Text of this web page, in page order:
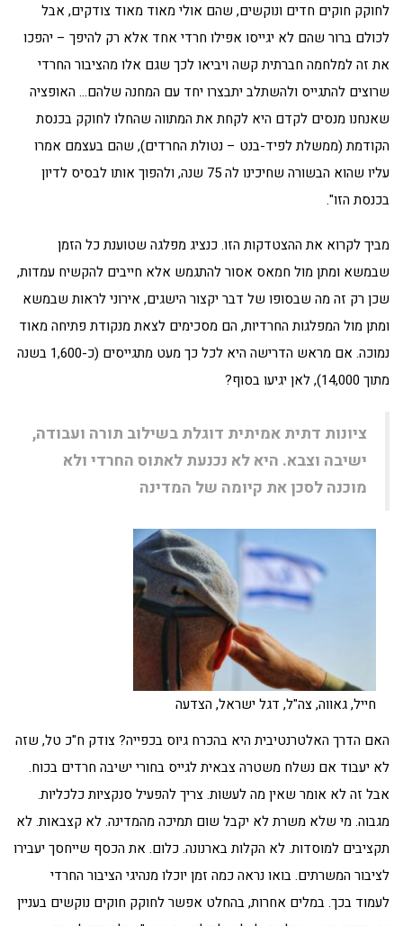
לחוקק חוקים חדים ונוקשים, שהם אולי מאוד מאוד צודקים, אבל
לכולם ברור שהם לא יגייסו אפילו חרדי אחד אלא רק להיפך – יהפכו
את זה למלחמה חברתית קשה ויביאו לכך שגם אלו מהציבור החרדי
שרוצים להתגייס ולהשתלב יתבצרו יחד עם המחנה שלהם… האופציה
שאנחנו מנסים לקדם היא לקחת את המתווה שהחלו לחוקק בכנסת
הקודמת (ממשלת לפיד-בנט – נטולת החרדים), שהם בעצמם אמרו
עליו שהוא הבשורה שחיכינו לה 75 שנה, ולהפוך אותו לבסיס לדיון
בכנסת הזו".
מביך לקרוא את ההצטדקות הזו. כנציג מפלגה שטוענת כל הזמן
שבמשא ומתן מול חמאס אסור להתגמש אלא חייבים להקשיח עמדות,
שכן רק זה מה שבסופו של דבר יקצור הישגים, אירוני לראות שבמשא
ומתן מול המפלגות החרדיות, הם מסכימים לצאת מנקודת פתיחה מאוד
נמוכה. אם מראש הדרישה היא לכל כך מעט מתגייסים (כ-1,600 בשנה
מתוך 14,000), לאן יגיעו בסוף?
ציונות דתית אמיתית דוגלת בשילוב תורה ועבודה,
ישיבה וצבא. היא לא נכנעת לאתוס החרדי ולא
מוכנה לסכן את קיומה של המדינה
חייל, גאווה, צה"ל, דגל ישראל, הצדעה
האם הדרך האלטרנטיבית היא בהכרח גיוס בכפייה? צודק ח"כ טל, שזה
לא יעבוד אם נשלח משטרה צבאית לגייס בחורי ישיבה חרדים בכוח.
אבל זה לא אומר שאין מה לעשות. צריך להפעיל סנקציות כלכליות.
מגבוה. מי שלא משרת לא יקבל שום תמיכה מהמדינה. לא קצבאות. לא
תקציבים למוסדות. לא הקלות בארנונה. כלום. את הכסף שייחסך יעבירו
לציבור המשרתים. בואו נראה כמה זמן יוכלו מנהיגי הציבור החרדי
לעמוד בכך. במלים אחרות, בהחלט אפשר לחוקק חוקים נוקשים בעניין